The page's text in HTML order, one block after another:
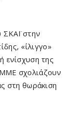
στην
«ίλιγγο»
ενίσχυση της
σχολιάζουν
στη θωράκιση